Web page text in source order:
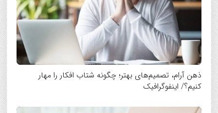
ذهن آرام، تصمیم‌های بهتر؛ چگونه شتاب افکار را مهار
کنیم؟/ اینفوگرافیک